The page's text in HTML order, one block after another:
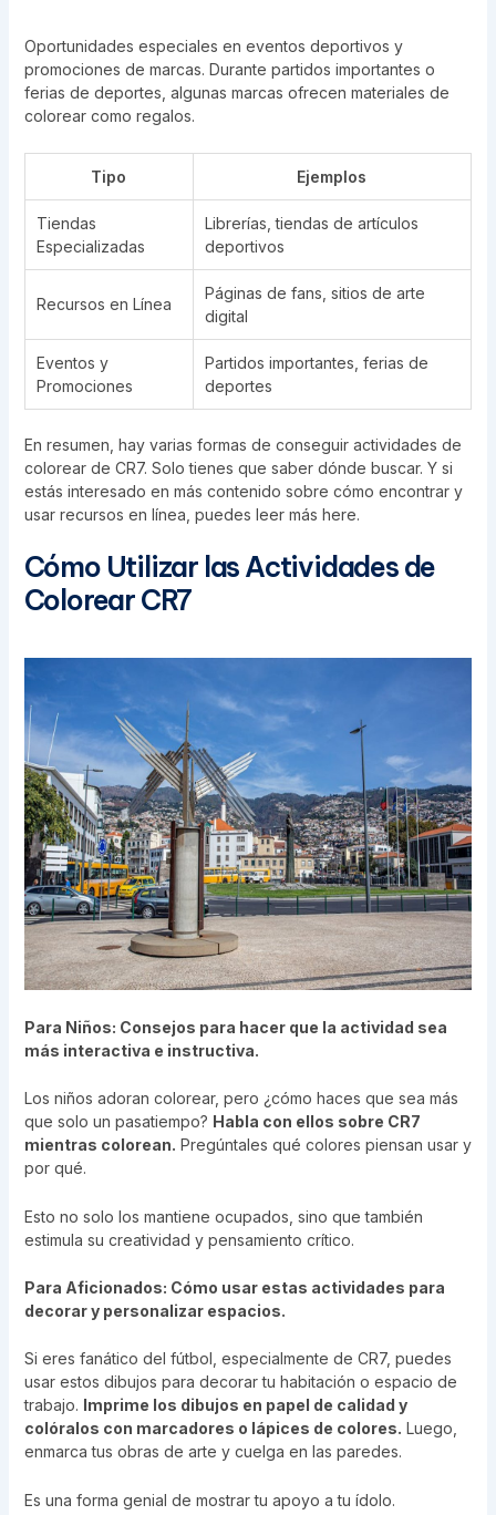
Oportunidades especiales en eventos deportivos y
promociones de marcas. Durante partidos importantes o
ferias de deportes, algunas marcas ofrecen materiales de
colorear como regalos.
Tipo Ejemplos
Tiendas
Especializadas
Librerías, tiendas de artículos
deportivos
Recursos en Línea
Páginas de fans, sitios de arte
digital
Eventos y
Promociones
Partidos importantes, ferias de
deportes
En resumen, hay varias formas de conseguir actividades de
colorear de CR7. Solo tienes que saber dónde buscar. Y si
estás interesado en más contenido sobre cómo encontrar y
usar recursos en línea, puedes leer más here.
Cómo Utilizar las Actividades de
Colorear CR7
Para Niños: Consejos para hacer que la actividad sea
más interactiva e instructiva.
Los niños adoran colorear, pero ¿cómo haces que sea más
que solo un pasatiempo? Habla con ellos sobre CR7
mientras colorean. Pregúntales qué colores piensan usar y
por qué.
Esto no solo los mantiene ocupados, sino que también
estimula su creatividad y pensamiento crítico.
Para Aficionados: Cómo usar estas actividades para
decorar y personalizar espacios.
Si eres fanático del fútbol, especialmente de CR7, puedes
usar estos dibujos para decorar tu habitación o espacio de
trabajo. Imprime los dibujos en papel de calidad y
colóralos con marcadores o lápices de colores. Luego,
enmarca tus obras de arte y cuelga en las paredes.
Es una forma genial de mostrar tu apoyo a tu ídolo.